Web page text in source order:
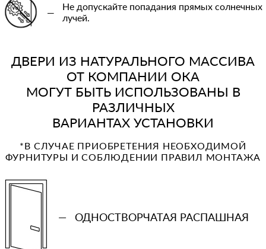
—
Не допускайте попадания прямых солнечных
лучей.
ДВЕРИ ИЗ НАТУРАЛЬНОГО МАССИВА
ОТ КОМПАНИИ ОКА
МОГУТ БЫТЬ ИСПОЛЬЗОВАНЫ В
РАЗЛИЧНЫХ
ВАРИАНТАХ УСТАНОВКИ
*В СЛУЧАЕ ПРИОБРЕТЕНИЯ НЕОБХОДИМОЙ
ФУРНИТУРЫ И СОБЛЮДЕНИИ ПРАВИЛ МОНТАЖА
— ОДНОСТВОРЧАТАЯ РАСПАШНАЯ